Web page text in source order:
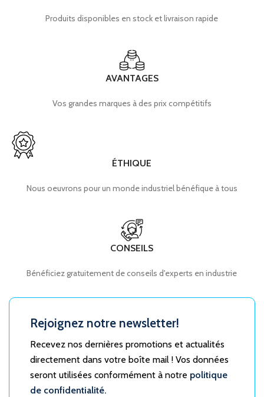
Produits disponibles en stock et livraison rapide
AVANTAGES
Vos grandes marques à des prix compétitifs
ÉTHIQUE
Nous oeuvrons pour un monde industriel bénéfique à tous
CONSEILS
Bénéficiez gratuitement de conseils d'experts en industrie
Rejoignez notre newsletter!
Recevez nos dernières promotions et actualités
directement dans votre boîte mail ! Vos données
seront utilisées conformément à notre politique
de confidentialité.